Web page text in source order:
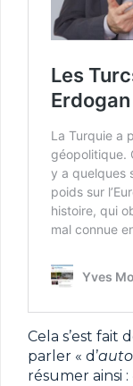
Cela s’est fait
parler « d’
résumer ainsi :